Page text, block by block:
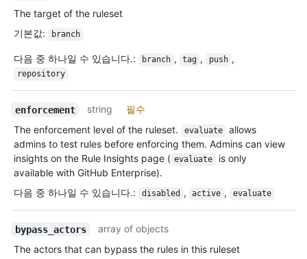
The target of the ruleset
기본값: branch
다음 중 하나일 수 있습니다.: branch , tag , push ,
repository
enforcement string
필수
The enforcement level of the ruleset.
evaluate
allows
admins to test rules before enforcing them. Admins can view
insights on the Rule Insights page ( evaluate
is only
available with GitHub Enterprise).
다음 중 하나일 수 있습니다.: disabled , active , evaluate
bypass_actors
array of objects
The actors that can bypass the rules in this ruleset